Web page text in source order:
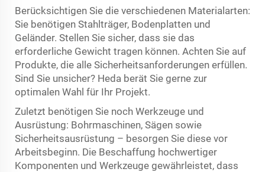
Berücksichtigen Sie die verschiedenen Materialarten:
Sie benötigen Stahlträger, Bodenplatten und
Geländer. Stellen Sie sicher, dass sie das
erforderliche Gewicht tragen können. Achten Sie auf
Produkte, die alle Sicherheitsanforderungen erfüllen.
Sind Sie unsicher? Heda berät Sie gerne zur
optimalen Wahl für Ihr Projekt.
Zuletzt benötigen Sie noch Werkzeuge und
Ausrüstung: Bohrmaschinen, Sägen sowie
Sicherheitsausrüstung – besorgen Sie diese vor
Arbeitsbeginn. Die Beschaffung hochwertiger
Komponenten und Werkzeuge gewährleistet, dass